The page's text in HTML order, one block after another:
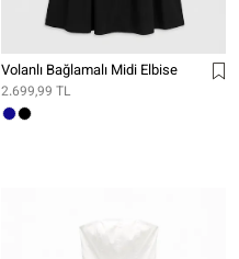
Volanlı Bağlamalı Midi Elbise
2.699,99 TL